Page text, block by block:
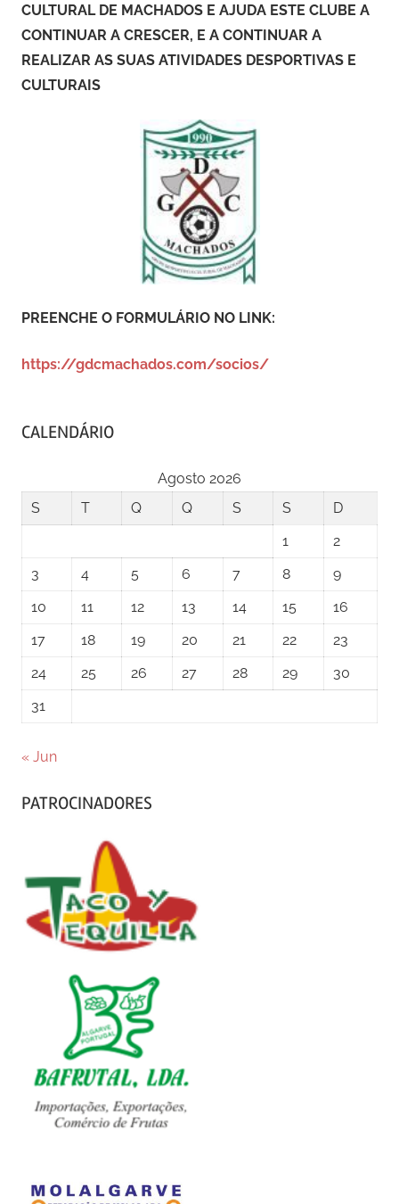
CULTURAL DE MACHADOS E AJUDA ESTE CLUBE A
CONTINUAR A CRESCER, E A CONTINUAR A
REALIZAR AS SUAS ATIVIDADES DESPORTIVAS E
CULTURAIS
PREENCHE O FORMULÁRIO NO LINK:
https://gdcmachados.com/socios/
CALENDÁRIO
Agosto 2026
S
T Q Q S S
D
1
2
3
4 5 6 7 8
9
10
11 12 13 14 15
16
17
18 19 20 21 22
23
24
25 26 27 28 29
30
31
« Jun
PATROCINADORES